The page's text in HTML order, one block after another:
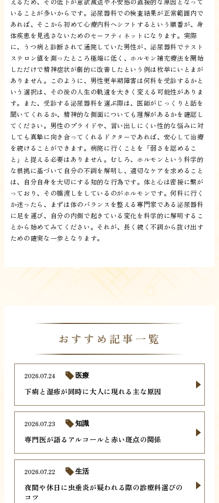
いることが多いからです。泌尿器科での検査結果が正常範囲内で
あれば、そこから初めて心療内科へシフトするという順番が、身
体疾患を見逃さないためのセーフティネットになります。実際
に、うつ病と診断されて通院していた男性が、泌尿器科でテスト
ステロン値を測ったところ極端に低く、ホルモン補充療法を開始
しただけで精神症状が劇的に改善したという例は枚挙にいとまが
ありません。このように、男性更年期障害は何科を受診するかと
いう選択は、その後の人生の軌道を大きく変える可能性がありま
す。また、受診する泌尿器科を選ぶ際は、医師がじっくりと話を
聞いてくれるか、精神的な側面についても理解があるかを確認し
てください。男性のプライドや、言い出しにくい性的な悩みに対
しても真摯に向き合ってくれるドクターであれば、安心して治療
を続けることができます。病院に行くことを「弱さを認めるこ
と」と捉える必要はありません。むしろ、ホルモンという科学的
な根拠に基づいて自分の不調を解明し、適切なケアを求めること
は、自分自身を大切にする知的な行為です。体と心は密接に繋が
っており、その橋渡しをしているのがホルモンです。何科に行く
か迷ったら、まずは体のバランスを整える専門家である泌尿器科
に足を運び、自分の内側で起きている変化を科学的に解明するこ
とから始めてみてください。それが、長く続く不調から抜け出す
ための確実な一歩となります。
おすすめ記事一覧
下痢と湿疹が同時に大人に現れる主な原因
2026.07.24 医療
専門医が語るアルコールと赤い斑点の関係
2026.07.23 知識
夜間や休日に虫垂炎が疑われる際の診療科選びの
コツ
2026.07.22 生活